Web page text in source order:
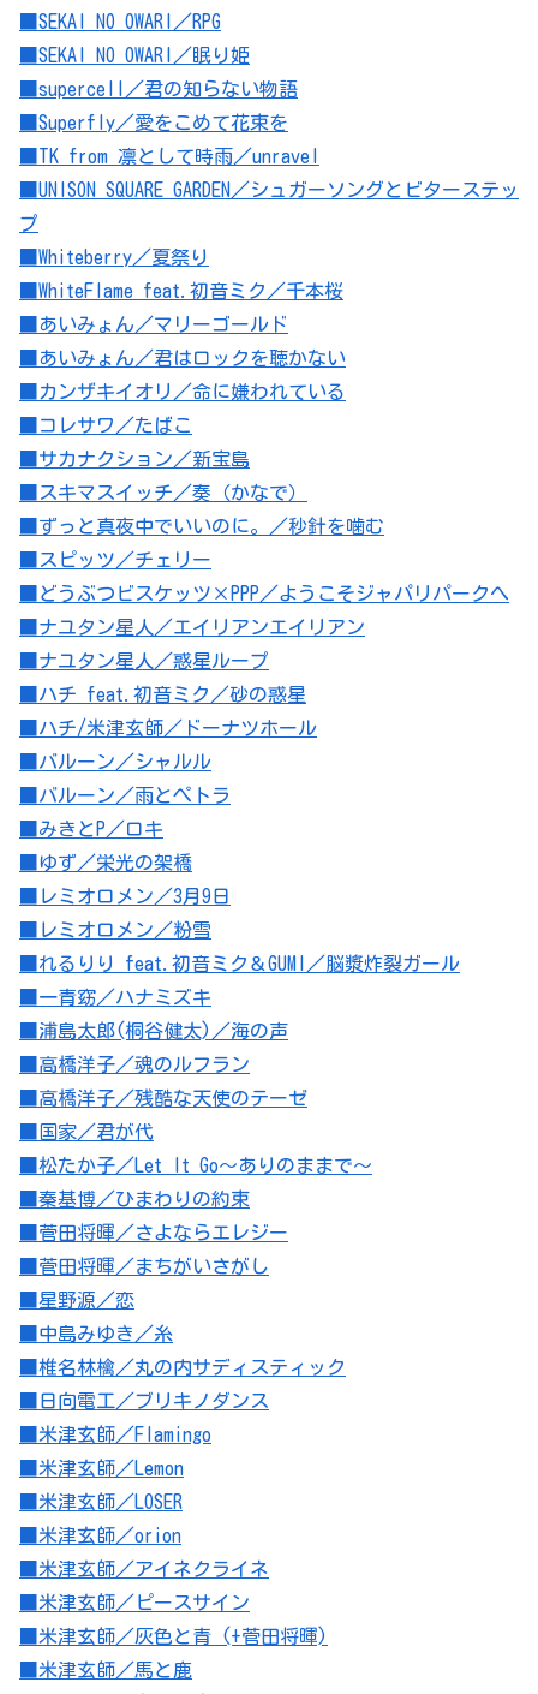
■SEKAI NO OWARI／RPG
■SEKAI NO OWARI／眠り姫
■supercell／君の知らない物語
■Superfly／愛をこめて花束を
■TK from 凛として時雨／unravel
■UNISON SQUARE GARDEN／シュガーソングとビターステッ
プ
■Whiteberry／夏祭り
■WhiteFlame feat.初音ミク／千本桜
■あいみょん／マリーゴールド
■あいみょん／君はロックを聴かない
■カンザキイオリ／命に嫌われている
■コレサワ／たばこ
■サカナクション／新宝島
■スキマスイッチ／奏（かなで）
■ずっと真夜中でいいのに。／秒針を噛む
■スピッツ／チェリー
■どうぶつビスケッツ×PPP／ようこそジャパリパークへ
■ナユタン星人／エイリアンエイリアン
■ナユタン星人／惑星ループ
■ハチ feat.初音ミク／砂の惑星
■ハチ/米津玄師／ドーナツホール
■バルーン／シャルル
■バルーン／雨とぺトラ
■みきとP／ロキ
■ゆず／栄光の架橋
■レミオロメン／3月9日
■レミオロメン／粉雪
■れるりり feat.初音ミク＆GUMI／脳漿炸裂ガール
■一青窈／ハナミズキ
■浦島太郎(桐谷健太)／海の声
■高橋洋子／魂のルフラン
■高橋洋子／残酷な天使のテーゼ
■国家／君が代
■松たか子／Let It Go～ありのままで～
■秦基博／ひまわりの約束
■菅田将暉／さよならエレジー
■菅田将暉／まちがいさがし
■星野源／恋
■中島みゆき／糸
■椎名林檎／丸の内サディスティック
■日向電工／ブリキノダンス
■米津玄師／Flamingo
■米津玄師／Lemon
■米津玄師／LOSER
■米津玄師／orion
■米津玄師／アイネクライネ
■米津玄師／ピースサイン
■米津玄師／灰色と青 (+菅田将暉)
■米津玄師／馬と鹿